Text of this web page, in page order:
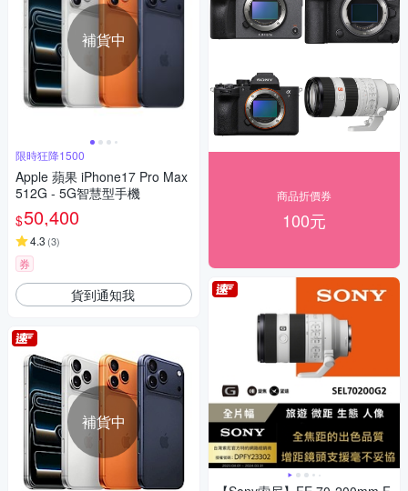
補貨中
限時狂降1500
Apple 蘋果 iPhone17 Pro Max
512G - 5G智慧型手機
$50,400
4.3 (3)
券
貨到通知我
補貨中
商品折價券
100元